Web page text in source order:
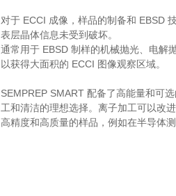
对于 ECCI 成像，样品的制备和 EBSD
表层晶体信息未受到破坏。
通常用于 EBSD 制样的机械抛光、电解
以获得大面积的 ECCI 图像观察区域。
SEMPREP SMART 配备了高能量和可
工和清洁的理想选择。离子加工可以改
高精度和高质量的样品，例如在半导体